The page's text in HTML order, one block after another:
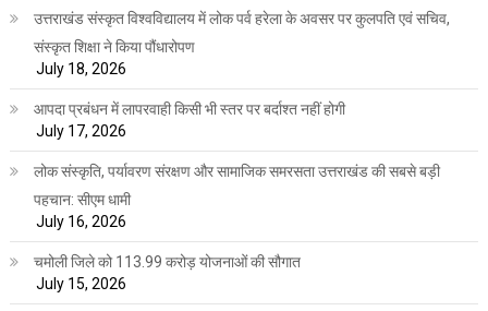
उत्तराखंड संस्कृत विश्वविद्यालय में लोक पर्व हरेला के अवसर पर कुलपति एवं सचिव,
संस्कृत शिक्षा ने किया पौंधारोपण
July 18, 2026
आपदा प्रबंधन में लापरवाही किसी भी स्तर पर बर्दाश्त नहीं होगी
July 17, 2026
लोक संस्कृति, पर्यावरण संरक्षण और सामाजिक समरसता उत्तराखंड की सबसे बड़ी
पहचान: सीएम धामी
July 16, 2026
चमोली जिले को 113.99 करोड़ योजनाओं की सौगात
July 15, 2026